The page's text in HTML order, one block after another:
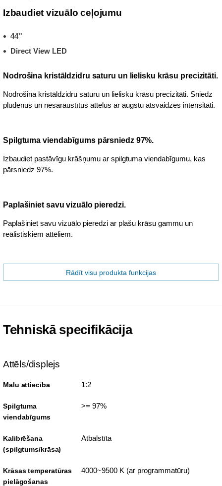
Izbaudiet vizuālo ceļojumu
44''
Direct View LED
Nodrošina kristāldzidru saturu un lielisku krāsu precizitāti.
Nodrošina kristāldzidru saturu un lielisku krāsu precizitāti. Sniedz
plūdenus un nesaraustītus attēlus ar augstu atsvaidzes intensitāti.
Spilgtuma viendabīgums pārsniedz 97%.
Izbaudiet pastāvīgu krāšņumu ar spilgtuma viendabīgumu, kas
pārsniedz 97%.
Paplašiniet savu vizuālo pieredzi.
Paplašiniet savu vizuālo pieredzi ar plašu krāsu gammu un
reālistiskiem attēliem.
Rādīt visu produkta funkcijas
Tehniskā specifikācija
Attēls/displejs
Malu attiecība 1:2
Spilgtuma
viendabīgums
>= 97%
Kalibrēšana
(spilgtums/krāsa)
Atbalstīta
Krāsas temperatūras
pielāgošanas
4000~9500 K (ar programmatūru)